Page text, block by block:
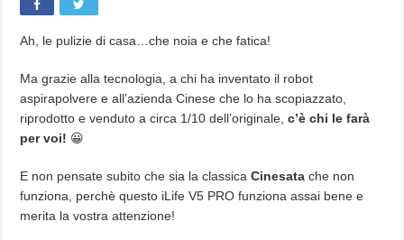
Ah, le pulizie di casa…che noia e che fatica!
Ma grazie alla tecnologia, a chi ha inventato il robot
aspirapolvere e all’azienda Cinese che lo ha scopiazzato,
riprodotto e venduto a circa 1/10 dell’originale,c’è chi le farà
per voi! 😀
E non pensate subito che sia la classicaCinesata che non
funziona, perchè questo iLife V5 PRO funziona assai bene e
merita la vostra attenzione!